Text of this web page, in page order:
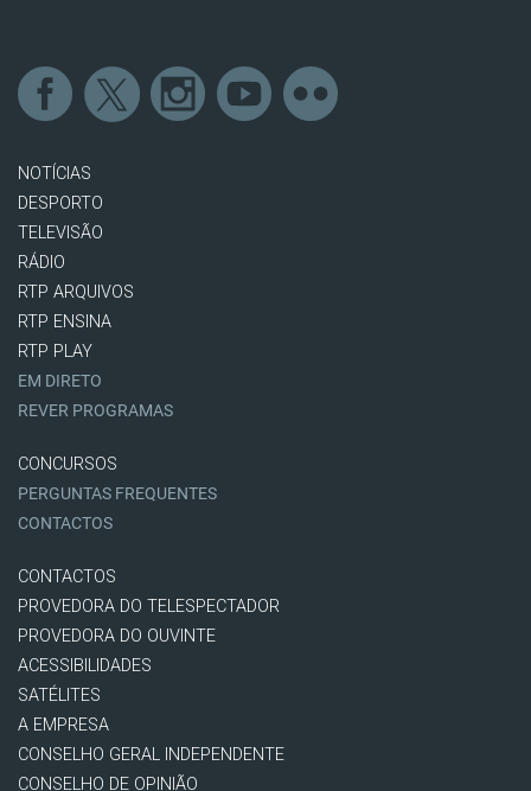
NOTÍCIAS
DESPORTO
TELEVISÃO
RÁDIO
RTP ARQUIVOS
RTP ENSINA
RTP PLAY
EM DIRETO
REVER PROGRAMAS
CONCURSOS
PERGUNTAS FREQUENTES
CONTACTOS
CONTACTOS
PROVEDORA DO TELESPECTADOR
PROVEDORA DO OUVINTE
ACESSIBILIDADES
SATÉLITES
A EMPRESA
CONSELHO GERAL INDEPENDENTE
CONSELHO DE OPINIÃO